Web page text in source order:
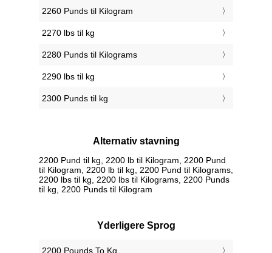
2260 Punds til Kilogram
2270 lbs til kg
2280 Punds til Kilograms
2290 lbs til kg
2300 Punds til kg
Alternativ stavning
2200 Pund til kg, 2200 lb til Kilogram, 2200 Pund
til Kilogram, 2200 lb til kg, 2200 Pund til Kilograms,
2200 lbs til kg, 2200 lbs til Kilograms, 2200 Punds
til kg, 2200 Punds til Kilogram
Yderligere Sprog
‎2200 Pounds To Kg